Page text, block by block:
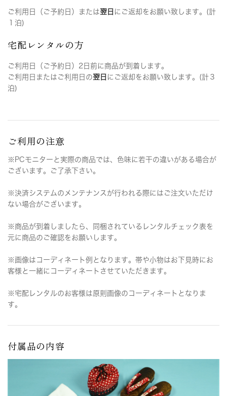
ご利用日（ご予約日）または翌日 にご返却をお願い致します。(計
１泊)
宅配レンタルの方
ご利用日（ご予約日）2日前に商品が到着します。
ご利用日またはご利用日の翌日 にご返却をお願い致します。(計３
泊)
ご利用の注意
※PCモニターと実際の商品では、色味に若干の違いがある場合が
ございます。ご了承下さい。
※決済システムのメンテナンスが行われる際にはご注文いただけ
ない場合がございます。
※商品が到着しましたら、同梱されているレンタルチェック表を
元に商品のご確認をお願いします。
※画像はコーディネート例となります。帯や小物はお下見時にお
客様と一緒にコーディネートさせていただきます。
※宅配レンタルのお客様は原則画像のコーディネートとなりま
す。
付属品の内容